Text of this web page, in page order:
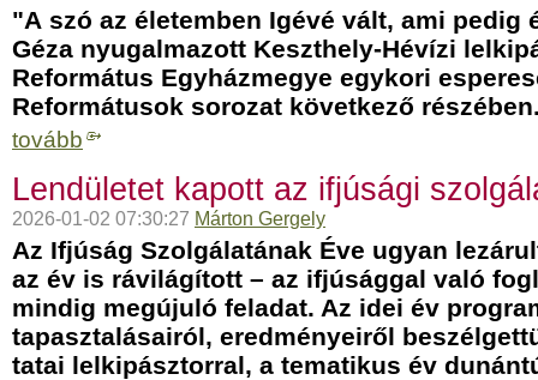
"A szó az életemben Igévé vált, ami pedig
Géza nyugalmazott Keszthely-Hévízi
Református Egyházmegye egykori
Reformátusok sorozat következő
tovább
Lendületet kapott az ifjúsági
2026-01-02 07:30:27 Márton Gergely
Az Ifjúság Szolgálatának Éve ugyan
az év is rávilágított – az ifjúsággal való
mindig megújuló feladat. Az idei év
tapasztalásairól, eredményeiről
tatai lelkipásztorral, a tematikus év